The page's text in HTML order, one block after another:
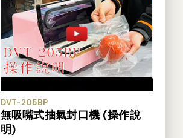
DVT-205BP
無吸嘴式抽氣封口機 (操作說
明)